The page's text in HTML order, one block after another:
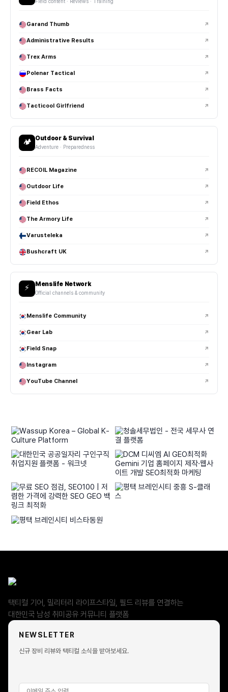
헬멧 커버는 왜 사용하는 건가요?
택티컬 부츠는 일반 등산화와 어떤 차이가 있나요?
빠른 움직임과 장시간 착용을 고려해 설계되며, 경량성·발목 지지력·배수
성능이 강화된 경우가 많습니다.
고어텍스(GORE-TEX) 부츠는 왜 많이 사용되나요?
비브람(Vibram) 아웃솔은 뭐가 좋은가요?
하이컷과 미드컷 부츠는 어떻게 선택하나요?
부츠 사이즈는 어떻게 선택하는 게 좋나요?
사이드 지퍼 부츠는 실사용에서 편한가요?
깔창(인솔) 교체가 체감 차이가 큰가요?
남자닷컴은 어떤 브랜드들과 협업하고 있나요?
GATORZ, Snugpak, Revision Military, Merrell Tactical 등
밀리터리·택티컬·아웃도어 브랜드와 다양한 협업 콘텐츠를 진행하고
GATORZ는 어떤 특징 때문에 실사용 유저들이 선호하나요?
Snugpak은 어떤 브랜드인가요?
Merrell Tactical 라인은 일반 머렐과 차이가 있나요?
남자닷컴 협업의 강점은 무엇인가요?
회원가입 없이 커뮤니티 이용이 가능한가요?
Garand Thumb ↗
Administrative Results ↗
Trex Arms ↗
Polenar Tactical ↗
Brass Facts ↗
Tacticool Girlfriend ↗
🏕️ Outdoor & Survival
Adventure · Preparedness
RECOIL Magazine ↗
Outdoor Life ↗
Field Ethos ↗
The Armory Life ↗
Varusteleka ↗
Bushcraft UK ↗
⚡ Menslife Network
Official channels & community
Menslife Community ↗
Gear Lab ↗
Field Snap ↗
Instagram ↗
YouTube Channel ↗
택티컬 기어, 밀리터리 라이프스타일, 필드 리뷰를 연결하는
대한민국 남성 취미공유 커뮤니티 플랫폼
NEWSLETTER
신규 장비 리뷰와 택티컬 소식을 받아보세요.